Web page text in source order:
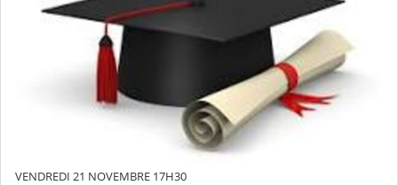
VENDREDI 21 NOVEMBRE 17H30